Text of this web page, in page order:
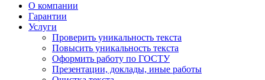
О компании
Гарантии
Услуги
Проверить уникальность текста
Повысить уникальность текста
Оформить работу по ГОСТУ
Презентации, доклады, иные работы